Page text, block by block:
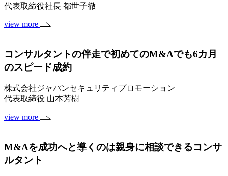
代表取締役社長 都世子徹
view more
コンサルタントの伴走で初めてのM&Aでも6カ月
のスピード成約
株式会社ジャパンセキュリティプロモーション
代表取締役 山本芳樹
view more
M&Aを成功へと導くのは親身に相談できるコンサ
ルタント